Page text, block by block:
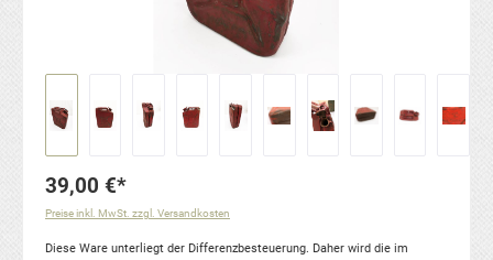
39,00 €*
Preise inkl. MwSt. zzgl. Versandkosten
Diese Ware unterliegt der Differenzbesteuerung. Daher wird die im